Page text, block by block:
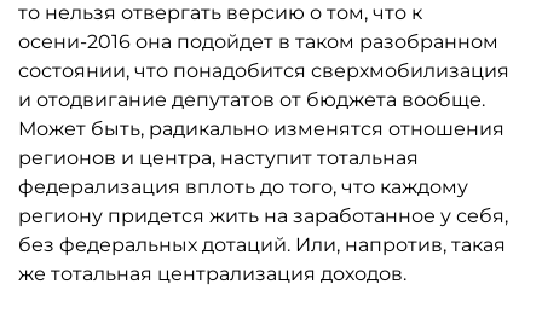
то нельзя отвергать версию о том, что к
осени-2016 она подойдет в таком разобранном
состоянии, что понадобится сверхмобилизация
и отодвигание депутатов от бюджета вообще.
Может быть, радикально изменятся отношения
регионов и центра, наступит тотальная
федерализация вплоть до того, что каждому
региону придется жить на заработанное у себя,
без федеральных дотаций. Или, напротив, такая
же тотальная централизация доходов.